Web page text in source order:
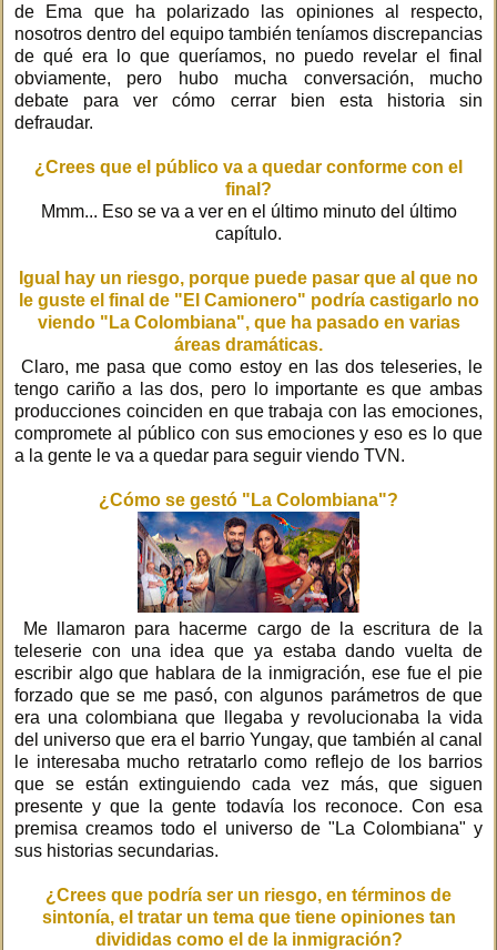
de Ema que ha polarizado las opiniones al respecto,
nosotros dentro del equipo también teníamos discrepancias
de qué era lo que queríamos, no puedo revelar el final
obviamente, pero hubo mucha conversación, mucho
debate para ver cómo cerrar bien esta historia sin
defraudar.
¿Crees que el público va a quedar conforme con el
final?
Mmm... Eso se va a ver en el último minuto del último
capítulo.
Igual hay un riesgo, porque puede pasar que al que no
le guste el final de "El Camionero" podría castigarlo no
viendo "La Colombiana", que ha pasado en varias
áreas dramáticas.
Claro, me pasa que como estoy en las dos teleseries, le
tengo cariño a las dos, pero lo importante es que ambas
producciones coinciden en que trabaja con las emociones,
compromete al público con sus emociones y eso es lo que
a la gente le va a quedar para seguir viendo TVN.
¿Cómo se gestó "La Colombiana"?
Me llamaron para hacerme cargo de la escritura de la
teleserie con una idea que ya estaba dando vuelta de
escribir algo que hablara de la inmigración, ese fue el pie
forzado que se me pasó, con algunos parámetros de que
era una colombiana que llegaba y revolucionaba la vida
del universo que era el barrio Yungay, que también al canal
le interesaba mucho retratarlo como reflejo de los barrios
que se están extinguiendo cada vez más, que siguen
presente y que la gente todavía los reconoce. Con esa
premisa creamos todo el universo de "La Colombiana" y
sus historias secundarias.
¿Crees que podría ser un riesgo, en términos de
sintonía, el tratar un tema que tiene opiniones tan
divididas como el de la inmigración?